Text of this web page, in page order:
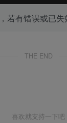
若有错误或已
THE END
喜欢就支持一下吧